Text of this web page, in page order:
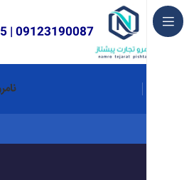
09123190087
|